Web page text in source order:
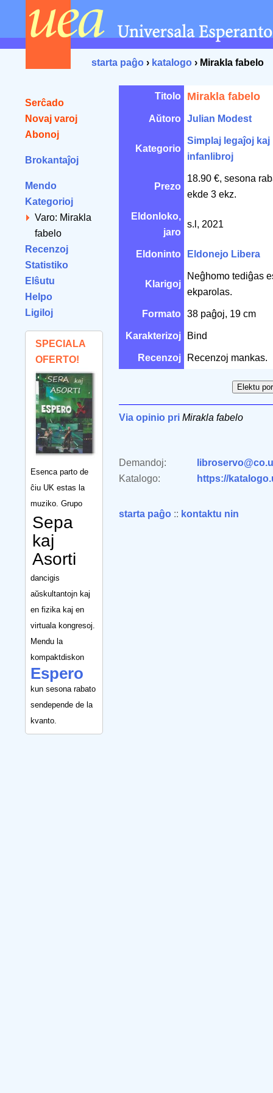
starta paĝo › katalogo › Mirakla fabelo
Serĉado
Novaj varoj
Abonoj
Brokantaĵoj
Mendo
Kategorioj
Varo: Mirakla
fabelo
Recenzoj
Statistiko
Elŝutu
Helpo
Ligiloj
SPECIALA
OFERTO!
Esenca parto de
ĉiu UK estas la
muziko. Grupo
Sepa
kaj
Asorti
dancigis
aŭskultantojn kaj
en fizika kaj en
virtuala kongresoj.
Mendu la
kompaktdiskon
Espero
kun sesona rabato
sendepende de la
kvanto.
Titolo Mirakla fabelo
Aŭtoro Julian Modest
Kategorio
Simplaj legaĵoj kaj
infanlibroj
Prezo
18.90 €, sesona
ekde 3 ekz.
Eldonloko,
jaro
s.l, 2021
Eldoninto Eldonejo Libera
Klarigoj
Neĝhomo tediĝas
ekparolas.
Formato 38 paĝoj, 19 cm
Karakterizoj Bind
Recenzoj Recenzoj mankas.
Via opinio pri Mirakla fabelo
Demandoj:
Katalogo:
https://
starta paĝo :: kontaktu nin